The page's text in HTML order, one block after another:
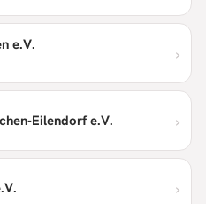
e.V. ›
Eilendorf e.V. ›
›